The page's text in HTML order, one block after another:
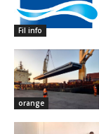
Fil info
orange